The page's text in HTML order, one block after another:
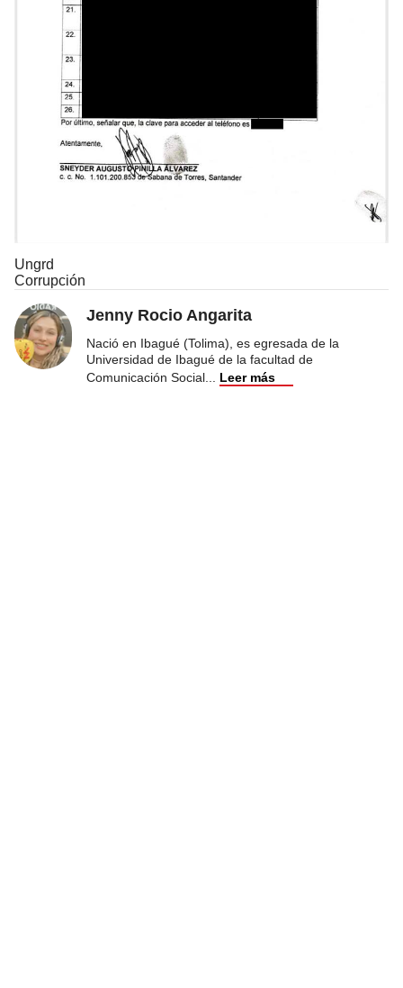
Ungrd
Corrupción
Jenny Rocio Angarita
Nació en Ibagué (Tolima), es egresada de la
Universidad de Ibagué de la facultad de
Comunicación Social... Leer más